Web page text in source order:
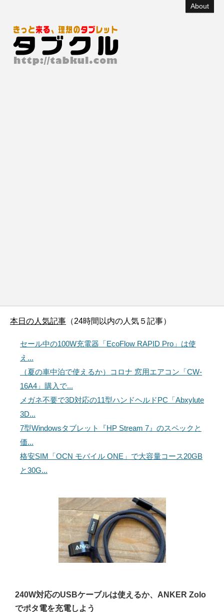
About
本日の人気記事 （24時間以内の人気５記事）
セール中の100W充電器「EcoFlow RAPID Pro」は使
え...
（夏の車中泊で使えるか）コロナ 窓用エアコン「CW-
16A4」購入で...
メガネ不要で3D対応の11型ハンドヘルドPC「Abxylute
3D...
7型Windowsタブレット『HP Stream 7』のスペックと
価...
格安SIM「OCN モバイル ONE」で大容量コース20GB
と30G...
240W対応のUSBケーブルは使えるか、ANKER Zolo
でポタ電を充電しよう